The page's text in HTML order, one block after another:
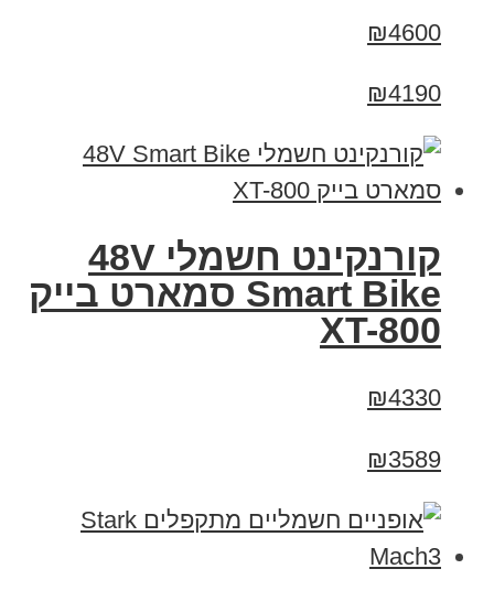
₪4600
₪4190
קורנקינט חשמלי 48V
Smart Bike סמארט בייק
XT-800
₪4330
₪3589